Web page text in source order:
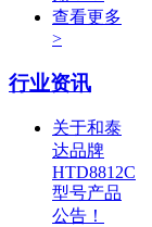
查看更多
>
行业资讯
关于和泰
达品牌
HTD8812C
型号产品
公告！